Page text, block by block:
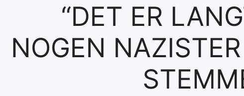
“DET ER
NOGEN